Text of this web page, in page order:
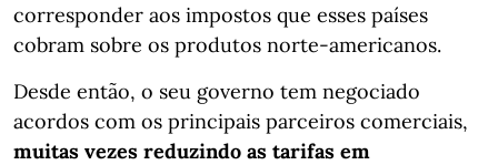
corresponder aos impostos que esses países
cobram sobre os produtos norte-americanos.
Desde então, o seu governo tem negociado
acordos com os principais parceiros comerciais,
muitas vezes reduzindo as tarifas em